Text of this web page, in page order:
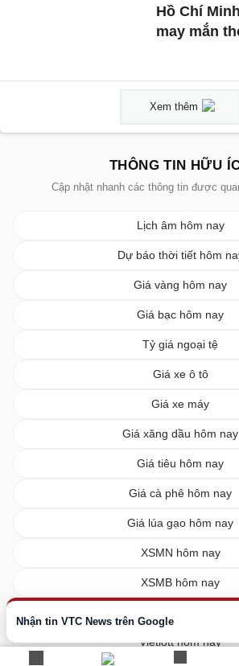
Nhận tin VTC News trên Google
Hồ Chí
may mắn
Xem thêm
THÔNG TIN HỮU
Cập nhật nhanh các thông tin được
Lịch âm hôm nay
Dự báo thời tiết hôm
Giá vàng hôm nay
Giá bạc hôm nay
Tỷ giá ngoại tệ
Giá xe ô tô
Giá xe máy
Giá xăng dầu hôm nay
Giá tiêu hôm nay
Giá cà phê hôm nay
Giá lúa gạo hôm nay
XSMN hôm nay
XSMB hôm nay
Vietlott hôm nay